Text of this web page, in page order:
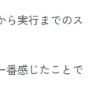
ら実行までのス
番感じたことで